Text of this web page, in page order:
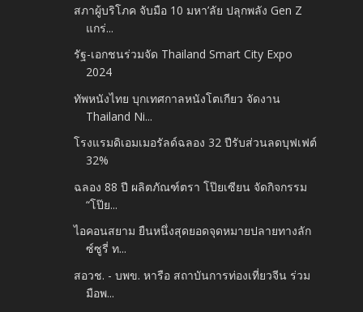
สภาผู้บริโภค จับมือ 10 มหา’ลัย ปลุกพลัง Gen Z
แกร่...
รัฐ-เอกชนร่วมจัด Thailand Smart City Expo
2024
ทัพหนังไทย บุกเทศกาลหนังโตเกียว จัดงาน
Thailand Ni...
โรงแรมดิเอมเมอรัลด์ฉลอง 32 ปีรับส่วนลดบุฟเฟต์
32%
ฉลอง 88 ปี ผลิตภัณฑ์ตรา โป๊ยเซียน จัดกิจกรรม
“โป๊ย...
ไอคอนสยาม ยืนหนึ่งสุดยอดจุดหมายปลายทางลัก
ซ์ซูรี่ ท...
สอวช. - บพข. หารือ สถาบันการท่องเที่ยวจีน ร่วม
มือพ...